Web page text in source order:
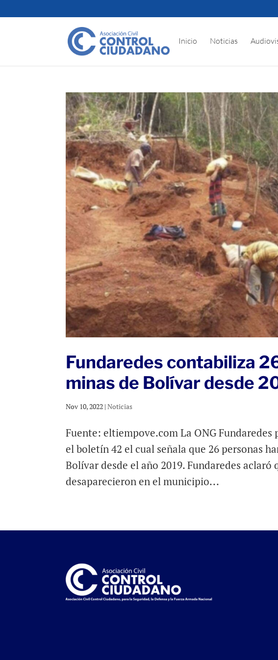
Inicio Noticias
Fundaredes contabiliza
minas de Bolívar desde
Nov 10, 2022 |Noticias
Fuente: eltiempove.com La ONG
el boletín 42 el cual señala que 26 personas
Bolívar desde el año 2019. Fundaredes aclaró
desaparecieron en el municipio...